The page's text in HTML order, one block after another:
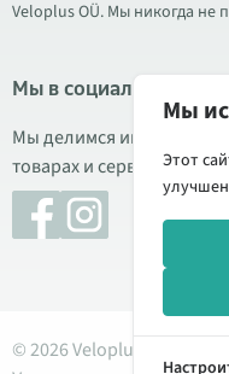
Veloplus OÜ. Мы никогда не
Мы в социальных сетях
Мы делимся
товарах и сервисе.
© 2026 Veloplus OÜ. Все
Мы
Этот